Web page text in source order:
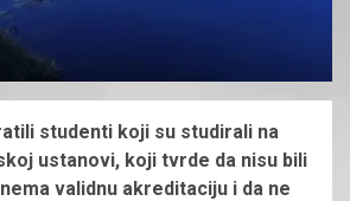
studenti koji su studirali na
ustanovi, koji tvrde da nisu bili
validnu akreditaciju i da ne